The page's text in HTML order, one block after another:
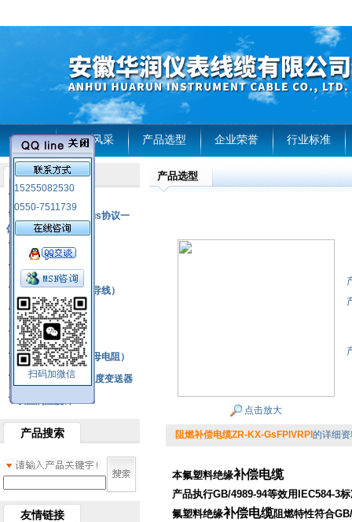
首页 企业风采 产品选型 企业荣誉 行业标准
15255082530
0550-7511739
扫码加微信
产品列表
RS485通讯modbus协议一
体化现场智能仪表
热电偶
压力式温度计
热电偶补偿电缆（导线）
振动传感器
热电阻
铂热电阻元件（云母电阻）
SBW系列一体化温度变送器
双金属温度计
产品搜索
友情链接
产品选型
点击放大
阻燃补偿电缆ZR-KX-GsFPlVRPl 的详细
本氟塑料绝缘补偿电缆
产品执行GB/4989-94等效用IEC584-3
氟塑料绝缘补偿电缆阻燃特性符合